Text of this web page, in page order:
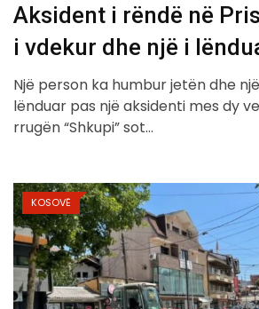
Aksident i rëndë në
i vdekur dhe një i
Një person ka humbur jetën dhe
lënduar pas një aksidenti mes dy
rrugën “Shkupi” sot…
KOSOVË